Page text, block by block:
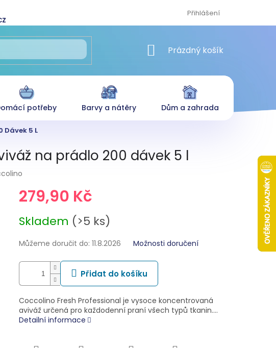
Přihlášení
NÁKUPNÍ KOŠÍK
Prázdný košík
potřeby Barvy a nátěry Dům a zahrada
Dávek 5 L
na prádlo 200 dávek 5 l
279,90 Kč
cena:
Skladem (>5 ks)
Můžeme doručit do: 11.8.2026 Možnosti doručení
Přidat do košíku
Coccolino Fresh Professional je vysoce koncentrovaná
aviváž určená pro každodenní praní všech typů tkanin.…
Detailní informace